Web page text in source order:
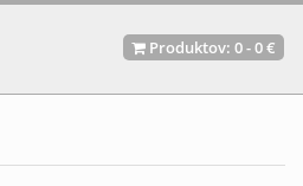
Produktov: 0-0 €